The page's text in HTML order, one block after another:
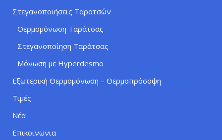
Στεγανοποιήσεις Ταρατσών
Θερμομόνωση Ταράτσας
Στεγανοποίηση Ταράτσας
Μόνωση με Hyperdesmo
Εξωτερική Θερμομόνωση – Θερμοπρόσοψη
Τιμές
Νέα
Επικοινωνια